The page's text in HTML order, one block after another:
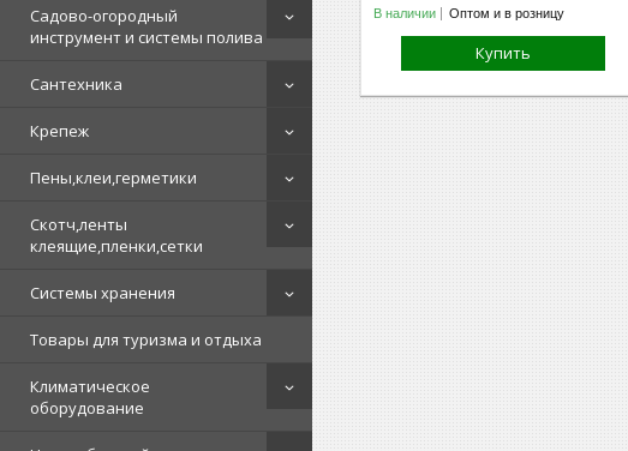
Садово-огородный
инструмент и системы полива
Сантехника
Крепеж
Пены,клеи,герметики
Скотч,ленты
клеящие,пленки,сетки
Системы хранения
Товары для туризма и отдыха
Климатическое
оборудование
В наличии Оптом и в розницу
Купить